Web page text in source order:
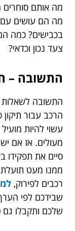
מה אותם סוחרים
מה הם עושים עם
בכבישים? כמה
צעד נכון וכדאי?
התשובה –
התשובה לשאלות
הרכב עבור תיקון
עשוי להיות
מעולים. אז אם
סיים את תפקידו
ממנו מעט
רכבים לפירוק,
שבידכם לפי
שלכם ותקבלו גם